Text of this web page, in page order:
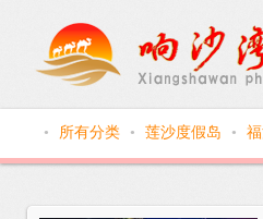
● 所有分类 ● 莲沙度假岛 ●